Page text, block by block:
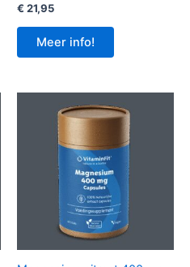
€ 21,95
Meer info!